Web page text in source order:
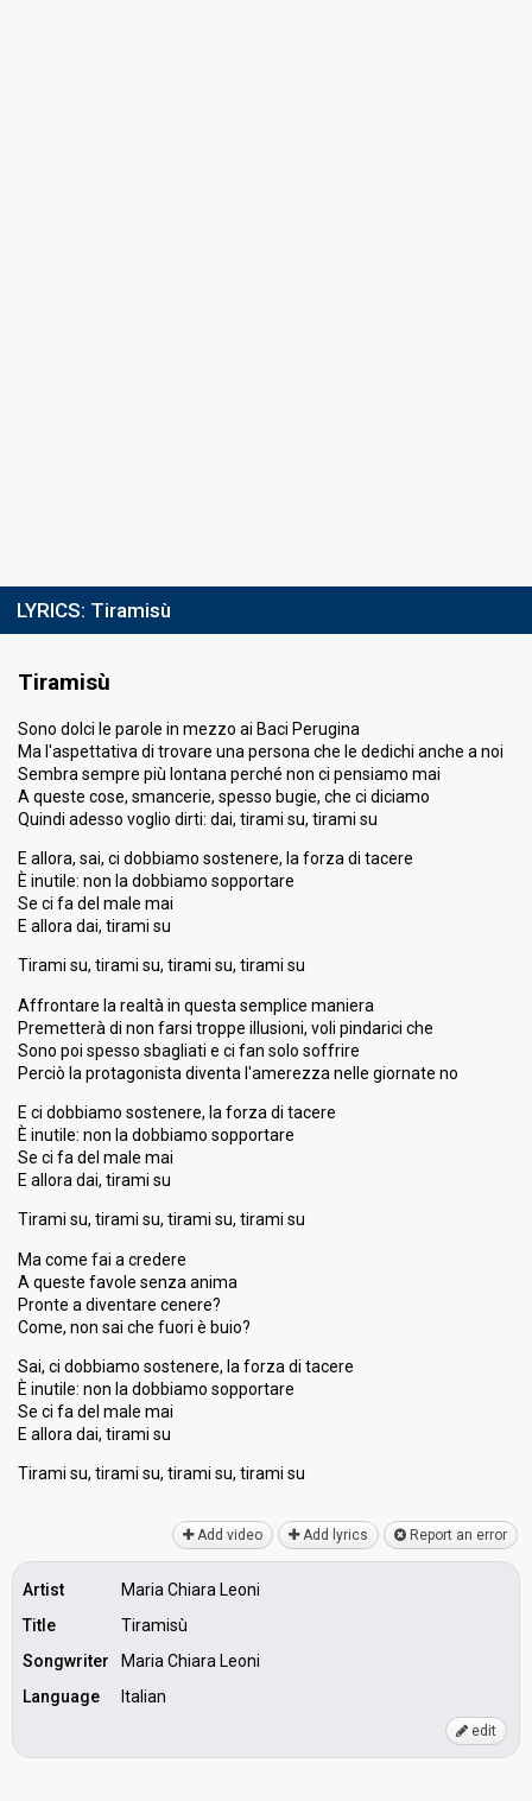
LYRICS: Tiramisù
Tiramisù
Sono dolci le parole in mezzo ai Baci Perugina
Ma l'aspettativa di trovare una persona che le dedichi anche a noi
Sembra sempre più lontana perché non ci pensiamo mai
A queste cose, smancerie, spesso bugie, che ci diciamo
Quindi adesso voglio dirti: dai, tirami su, tirami su
E allora, sai, ci dobbiamo sostenere, la forza di tacere
È inutile: non la dobbiamo sopportare
Se ci fa del male mai
E allora dai, tirami su
Tirami su, tirami su, tirami su, tirami su
Affrontare la realtà in questa semplice maniera
Premetterà di non farsi troppe illusioni, voli pindarici che
Sono poi spesso sbagliati e ci fan solo soffrire
Perciò la protagonista diventa l'amerezza nelle giornate no
E ci dobbiamo sostenere, la forza di tacere
È inutile: non la dobbiamo sopportare
Se ci fa del male mai
E allora dai, tirami su
Tirami su, tirami su, tirami su, tirami su
Ma come fai a credere
A queste favole senza anima
Pronte a diventare cenere?
Come, non sai che fuori è buio?
Sai, ci dobbiamo sostenere, la forza di tacere
È inutile: non la dobbiamo sopportare
Se ci fa del male mai
E allora dai, tirami su
Tirami su, tirami su, tirami su, tirаmi ѕu
Add video Add lyrics Report an error
Artist
Maria Chiara Leoni
Title
Tiramisù
Songwriter
Maria Chiara Leoni
Language
Italian
edit